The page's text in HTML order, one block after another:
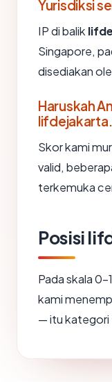
Yurisdiksi
IP di balik
Singapore,
disediakan
Haruskah
Skor kami
valid,
terkemuka
Posisi
Pada skala
kami
— itu kategori